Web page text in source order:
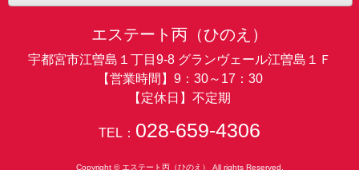
エステート丙（ひのえ）
宇都宮市江曽島１丁目9-8 グランヴェール江曽島１Ｆ
【営業時間】9：30～17：30
【定休日】不定期
TEL： 028-659-4306
Copyright © エステート丙（ひのえ） All rights Reserved.